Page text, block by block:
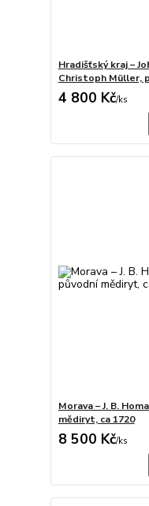
Hradišťský kraj –
Christoph Müller,
4 800 Kč/ks
Morava – J. B.
mědiryt, ca 1720
8 500 Kč/ks